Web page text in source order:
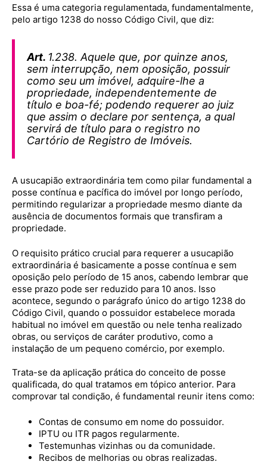
Essa é uma categoria regulamentada, fundamentalmente,
pelo artigo 1238 do nosso Código Civil, que diz:
Art. 1.238. Aquele que, por quinze anos,
sem interrupção, nem oposição, possuir
como seu um imóvel, adquire-lhe a
propriedade, independentemente de
título e boa-fé; podendo requerer ao juiz
que assim o declare por sentença, a qual
servirá de título para o registro no
Cartório de Registro de Imóveis.
A usucapião extraordinária tem como pilar fundamental a
posse contínua e pacífica do imóvel por longo período,
permitindo regularizar a propriedade mesmo diante da
ausência de documentos formais que transfiram a
propriedade.
O requisito prático crucial para requerer a usucapião
extraordinária é basicamente a posse contínua e sem
oposição pelo período de 15 anos, cabendo lembrar que
esse prazo pode ser reduzido para 10 anos. Isso
acontece, segundo o parágrafo único do artigo 1238 do
Código Civil, quando o possuidor estabelece morada
habitual no imóvel em questão ou nele tenha realizado
obras, ou serviços de caráter produtivo, como a
instalação de um pequeno comércio, por exemplo.
Trata-se da aplicação prática do conceito de posse
qualificada, do qual tratamos em tópico anterior. Para
comprovar tal condição, é fundamental reunir itens como:
Contas de consumo em nome do possuidor.
IPTU ou ITR pagos regularmente.
Testemunhas vizinhas ou da comunidade.
Recibos de melhorias ou obras realizadas.